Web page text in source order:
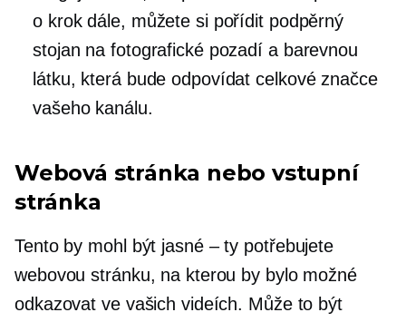
o krok dále, můžete si pořídit podpěrný
stojan na fotografické pozadí a barevnou
látku, která bude odpovídat celkové značce
vašeho kanálu.
Webová stránka nebo vstupní
stránka
Tento by mohl být jasné – ty potřebujete
webovou stránku, na kterou by bylo možné
odkazovat ve vašich videích. Může to být